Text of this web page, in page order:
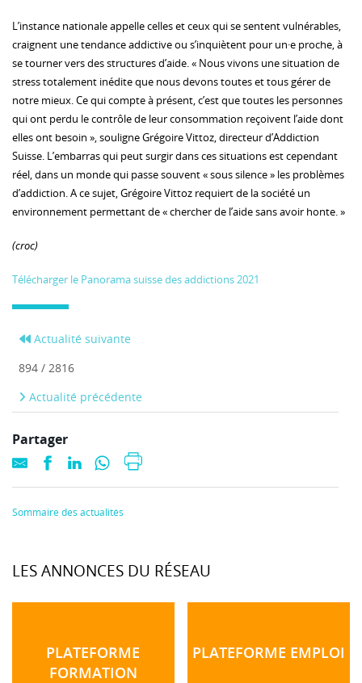
L’instance nationale appelle celles et ceux qui se sentent vulnérables,
craignent une tendance addictive ou s’inquiètent pour un·e proche, à
se tourner vers des structures d’aide. « Nous vivons une situation de
stress totalement inédite que nous devons toutes et tous gérer de
notre mieux. Ce qui compte à présent, c’est que toutes les personnes
qui ont perdu le contrôle de leur consommation reçoivent l’aide dont
elles ont besoin », souligne Grégoire Vittoz, directeur d’Addiction
Suisse. L’embarras qui peut surgir dans ces situations est cependant
réel, dans un monde qui passe souvent « sous silence » les problèmes
d’addiction. A ce sujet, Grégoire Vittoz requiert de la société un
environnement permettant de « chercher de l’aide sans avoir honte. »
(croc)
Télécharger le Panorama suisse des addictions 2021
Actualité suivante
894 / 2816
Actualité précédente
Partager
Sommaire des actualités
LES ANNONCES DU RÉSEAU
PLATEFORME
FORMATION
PLATEFORME EMPLOI